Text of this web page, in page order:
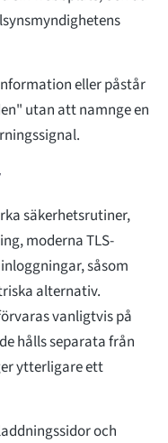
eller påstår
utan att namnge en
säkerhetsrutiner,
moderna TLS-
såsom
alternativ.
vanligtvis på
hålls separata från
ytterligare ett
och